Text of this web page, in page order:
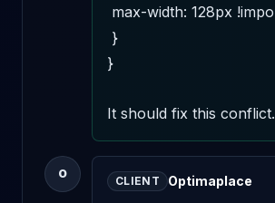
}
It should fix this conflict.
O
CLIENT Optimaplace